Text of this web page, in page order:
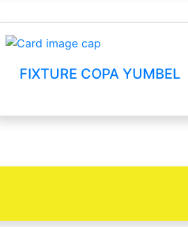
FIXTURE COPA YUMBEL